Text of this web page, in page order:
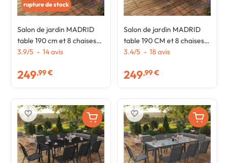
rupture de stock
Salon de jardin MADRID
table 190 cm et 8 chaises
empilables blanc et beige
3.9/5 - 14avis
249,99 €
Salon de jardin MADRID
table 190 CM et 8 chaises
empilables terracotta et
3.4/5 - 18 avis
249,99 €
favorite_border favorite_border